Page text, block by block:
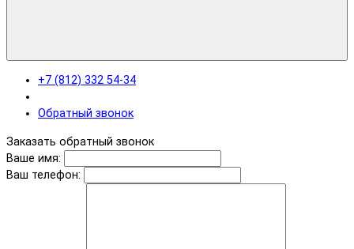
+7 (812) 332 54-34
Обратный звонок
Заказать обратный звонок
Ваше имя:
Ваш телефон: